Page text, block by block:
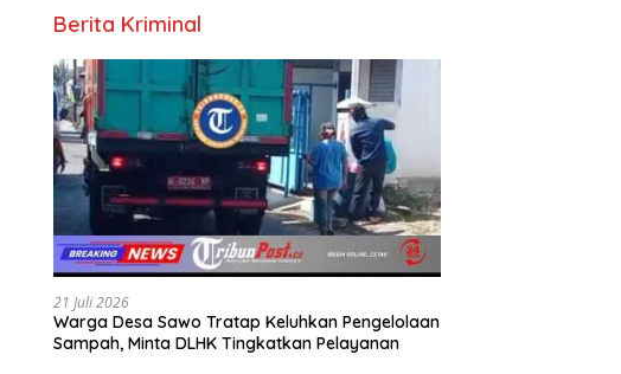
Berita Kriminal
21 Juli 2026
Warga Desa Sawo Tratap Keluhkan Pengelolaan
Sampah, Minta DLHK Tingkatkan Pelayanan